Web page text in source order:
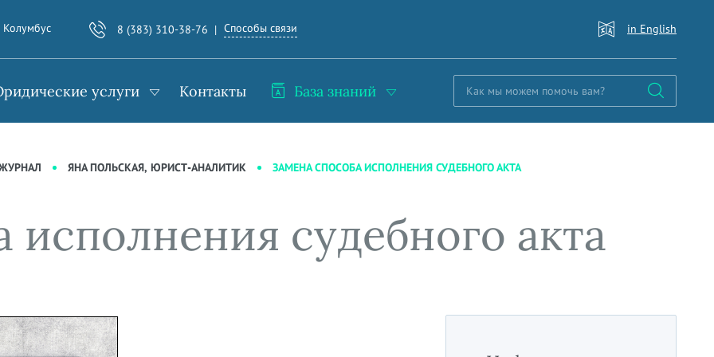
Колумбус 8 (383) 310-38-76 Способы связи in English
услуги Контакты База знаний
ЯНА ПОЛЬСКАЯ, ЮРИСТ-АНАЛИТИК ЗАМЕНА СПОСОБА ИСПОЛНЕНИЯ СУДЕБНОГО АКТА
исполнения судебного акта